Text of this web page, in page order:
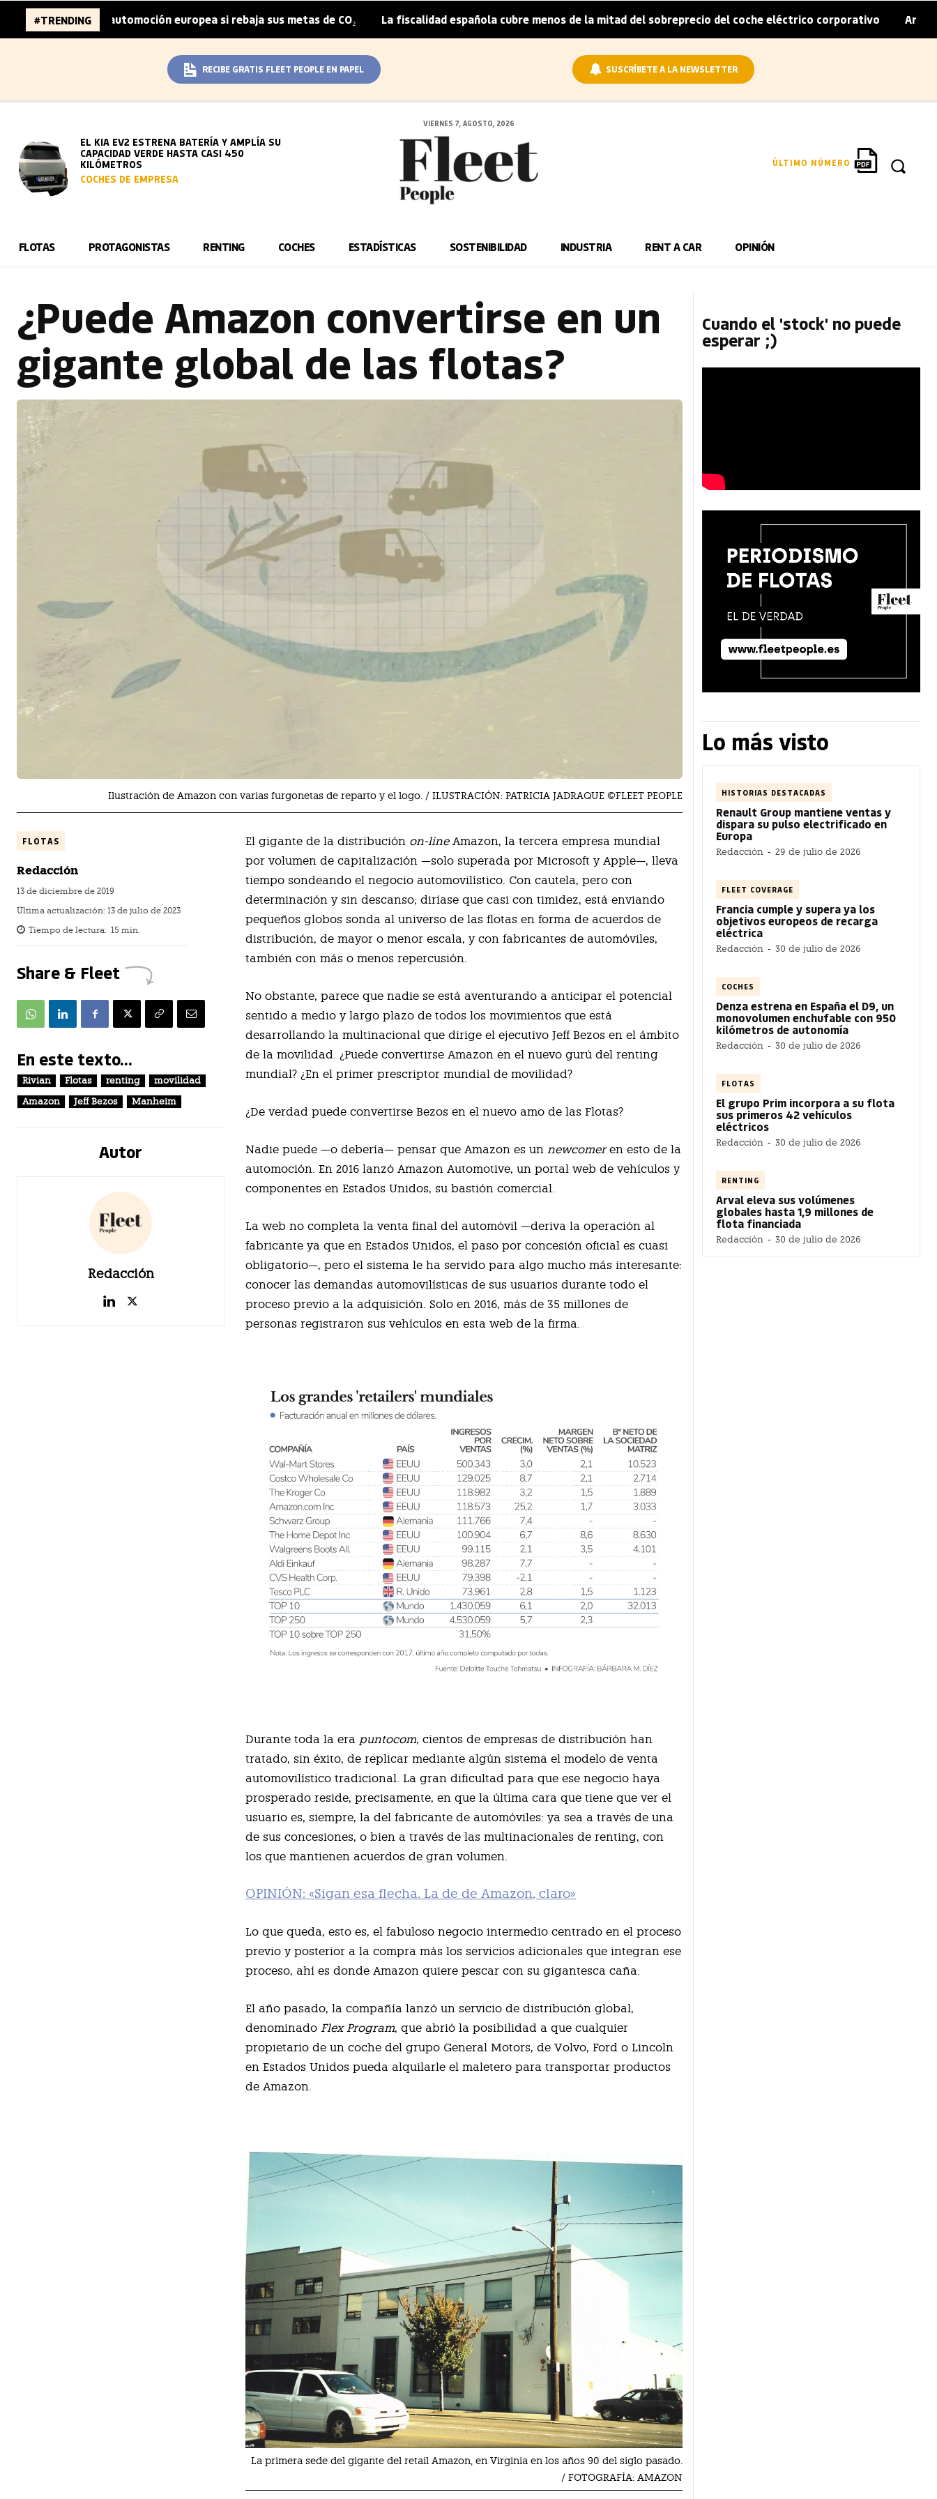
#TRENDING
de la automoción europea si rebaja sus metas de CO₂ | La fiscalidad española cubre menos de la mitad del sobreprecio del coche eléctrico corporativo | Arval convierte
RECIBE GRATIS FLEET PEOPLE EN PAPEL SUSCRÍBETE A LA NEWSLETTER
EL KIA EV2 ESTRENA BATERÍA Y AMPLÍA SU
CAPACIDAD VERDE HASTA CASI 450
KILÓMETROS
COCHES DE EMPRESA
VIERNES 7, AGOSTO, 2026
ÚLTIMO NÚMERO
FLOTAS PROTAGONISTAS RENTING COCHES ESTADÍSTICAS SOSTENIBILIDAD INDUSTRIA RENT A CAR OPINIÓN
¿Puede Amazon convertirse en un
gigante global de las flotas?
Ilustración de Amazon con varias furgonetas de reparto y el logo. / ILUSTRACIÓN: PATRICIA JADRAQUE ©FLEET PEOPLE
FLOTAS
Redacción
13 de diciembre de 2019
Última actualización: 13 de julio de 2023
Tiempo de lectura: 15 min.
Share & Fleet
En este texto...
Rivian Flotas renting
movilidad
Amazon
Jeff Bezos Manheim
Autor
Redacción
El gigante de la distribución on-lineAmazon, la tercera empresa mundial
por volumen de capitalización —solo superada por Microsoft y Apple—, lleva
tiempo sondeando el negocio automovilístico. Con cautela, pero con
determinación y sin descanso; diríase que casi con timidez, está enviando
pequeños globos sonda al universo de las flotas en forma de acuerdos de
distribución, de mayor o menor escala, y con fabricantes de automóviles,
también con más o menos repercusión.
No obstante, parece que nadie se está aventurando a anticipar el potencial
sentido a medio y largo plazo de todos los movimientos que está
desarrollando la multinacional que dirige el ejecutivo Jeff Bezos en el ámbito
de la movilidad. ¿Puede convertirse Amazon en el nuevo gurú del renting
mundial? ¿En el primer prescriptor mundial de movilidad?
¿De verdad puede convertirse Bezos en el nuevo amo de las Flotas?
Nadie puede —o debería— pensar que Amazon es unnewcomeren esto de la
automoción. En 2016 lanzó Amazon Automotive, un portal web de vehículos y
componentes en Estados Unidos, su bastión comercial.
La web no completa la venta final del automóvil —deriva la operación al
fabricante ya que en Estados Unidos, el paso por concesión oficial es cuasi
obligatorio—, pero el sistema le ha servido para algo mucho más interesante:
conocer las demandas automovilísticas de sus usuarios durante todo el
proceso previo a la adquisición. Solo en 2016, más de 35 millones de
personas registraron sus vehículos en esta web de la firma.
Durante toda la era puntocom, cientos de empresas de distribución han
tratado, sin éxito, de replicar mediante algún sistema el modelo de venta
automovilístico tradicional. La gran dificultad para que ese negocio haya
prosperado reside, precisamente, en que la última cara que tiene que ver el
usuario es, siempre, la del fabricante de automóviles: ya sea a través de una
de sus concesiones, o bien a través de las multinacionales de renting, con
los que mantienen acuerdos de gran volumen.
OPINIÓN: «Sigan esa flecha. La de de Amazon, claro»
Lo que queda, esto es, el fabuloso negocio intermedio centrado en el proceso
previo y posterior a la compra más los servicios adicionales que integran ese
proceso, ahí es donde Amazon quiere pescar con su gigantesca caña.
El año pasado, la compañía lanzó un servicio de distribución global,
denominado Flex Program, que abrió la posibilidad a que cualquier
propietario de un coche del grupo General Motors, de Volvo, Ford o Lincoln
en Estados Unidos pueda alquilarle el maletero para transportar productos
de Amazon.
La primera sede del gigante del retail Amazon, en Virginia en los años 90 del siglo pasado.
/ FOTOGRAFÍA: AMAZON
Cuando el 'stock' no puede
esperar ;)
Lo más visto
HISTORIAS DESTACADAS
Renault Group mantiene ventas y
dispara su pulso electrificado en
Europa
Redacción - 29 de julio de 2026
FLEET COVERAGE
Francia cumple y supera ya los
objetivos europeos de recarga
eléctrica
Redacción - 30 de julio de 2026
COCHES
Denza estrena en España el D9, un
monovolumen enchufable con 950
kilómetros de autonomía
Redacción - 30 de julio de 2026
FLOTAS
El grupo Prim incorpora a su flota
sus primeros 42 vehículos
eléctricos
Redacción - 30 de julio de 2026
RENTING
Arval eleva sus volúmenes
globales hasta 1,9 millones de
flota financiada
Redacción - 30 de julio de 2026